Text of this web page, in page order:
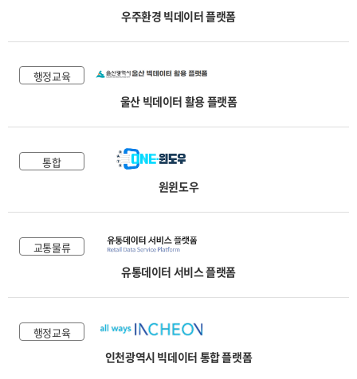
우주환경 빅데이터 플랫폼
행정교육
울산 빅데이터 활용 플랫폼
통합
원윈도우
교통물류
유통데이터 서비스 플랫폼
행정교육
인천광역시 빅데이터 통합 플랫폼